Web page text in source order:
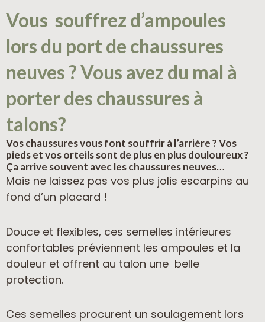
Vous souffrez d’ampoules
lors du port de chaussures
neuves ? Vous avez du mal à
porter des chaussures à
talons?
Vos chaussures vous font souffrir à l’arrière ? Vos
pieds et vos orteils sont de plus en plus douloureux ?
Ça arrive souvent avec les chaussures neuves…
Mais ne laissez pas vos plus jolis escarpins au
fond d’un placard !
Douce et flexibles, ces semelles intérieures
confortables préviennent les ampoules et la
douleur et offrent au talon une belle
protection.
Ces semelles procurent un soulagement lors